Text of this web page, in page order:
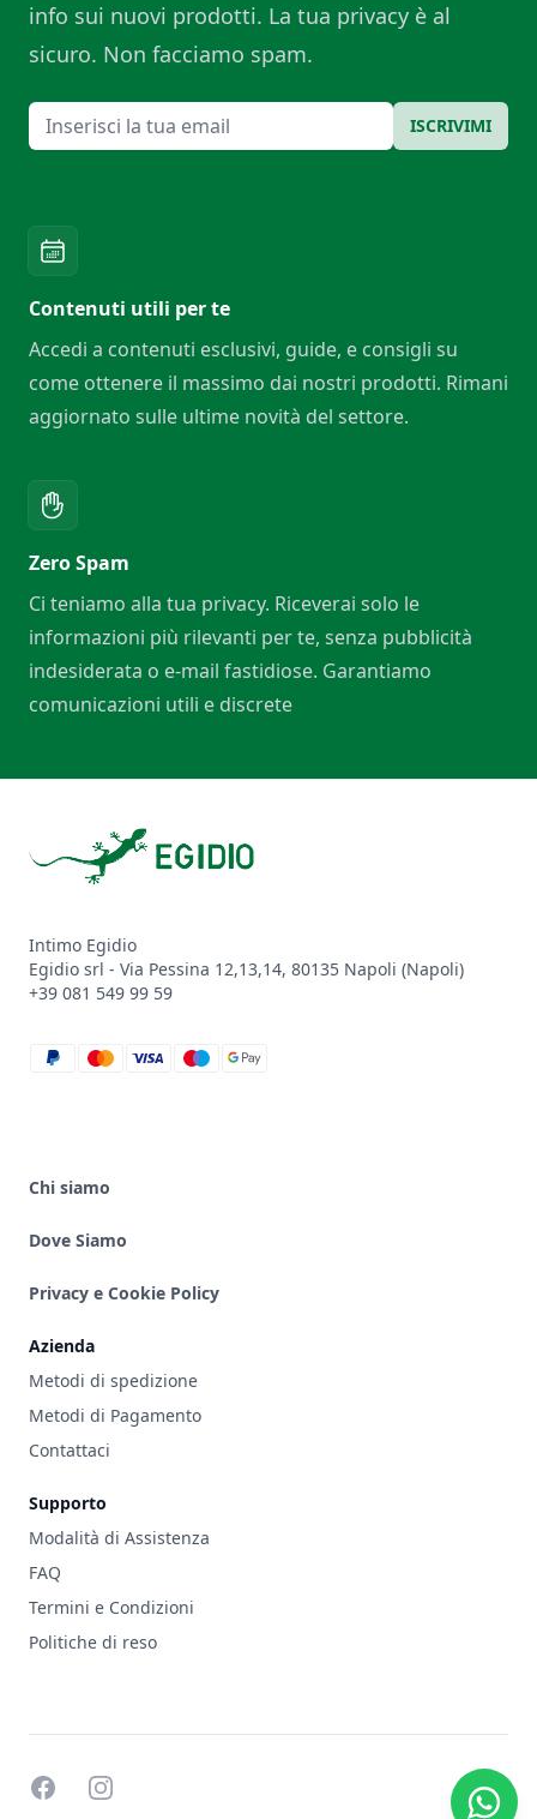
info sui nuovi prodotti. La tua privacy è al
sicuro. Non facciamo spam.
Email ISCRIVIMI
Contenuti utili per te
Accedi a contenuti esclusivi, guide, e consigli su
come ottenere il massimo dai nostri prodotti. Rimani
aggiornato sulle ultime novità del settore.
Zero Spam
Ci teniamo alla tua privacy. Riceverai solo le
informazioni più rilevanti per te, senza pubblicità
indesiderata o e-mail fastidiose. Garantiamo
comunicazioni utili e discrete
Intimo Egidio
Egidio srl - Via Pessina 12,13,14, 80135 Napoli (Napoli)
+39 081 549 99 59
paypal
mastercard
visa
maestro
google_pay
Chi siamo
Dove Siamo
Privacy e Cookie Policy
Azienda
Metodi di spedizione
Metodi di Pagamento
Contattaci
Supporto
Modalità di Assistenza
FAQ
Termini e Condizioni
Politiche di reso
facebookinstagram